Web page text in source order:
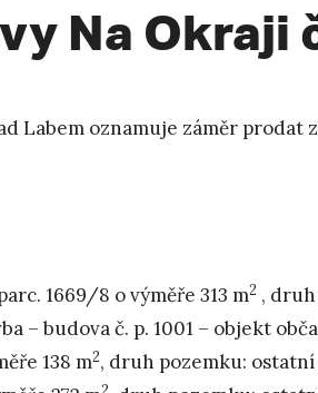
Na Okraji
Labem oznamuje záměr prodat
1669/8 o výměře 313 m2 ,
– budova č. p. 1001 – objekt
138 m2, druh pozemku:
2